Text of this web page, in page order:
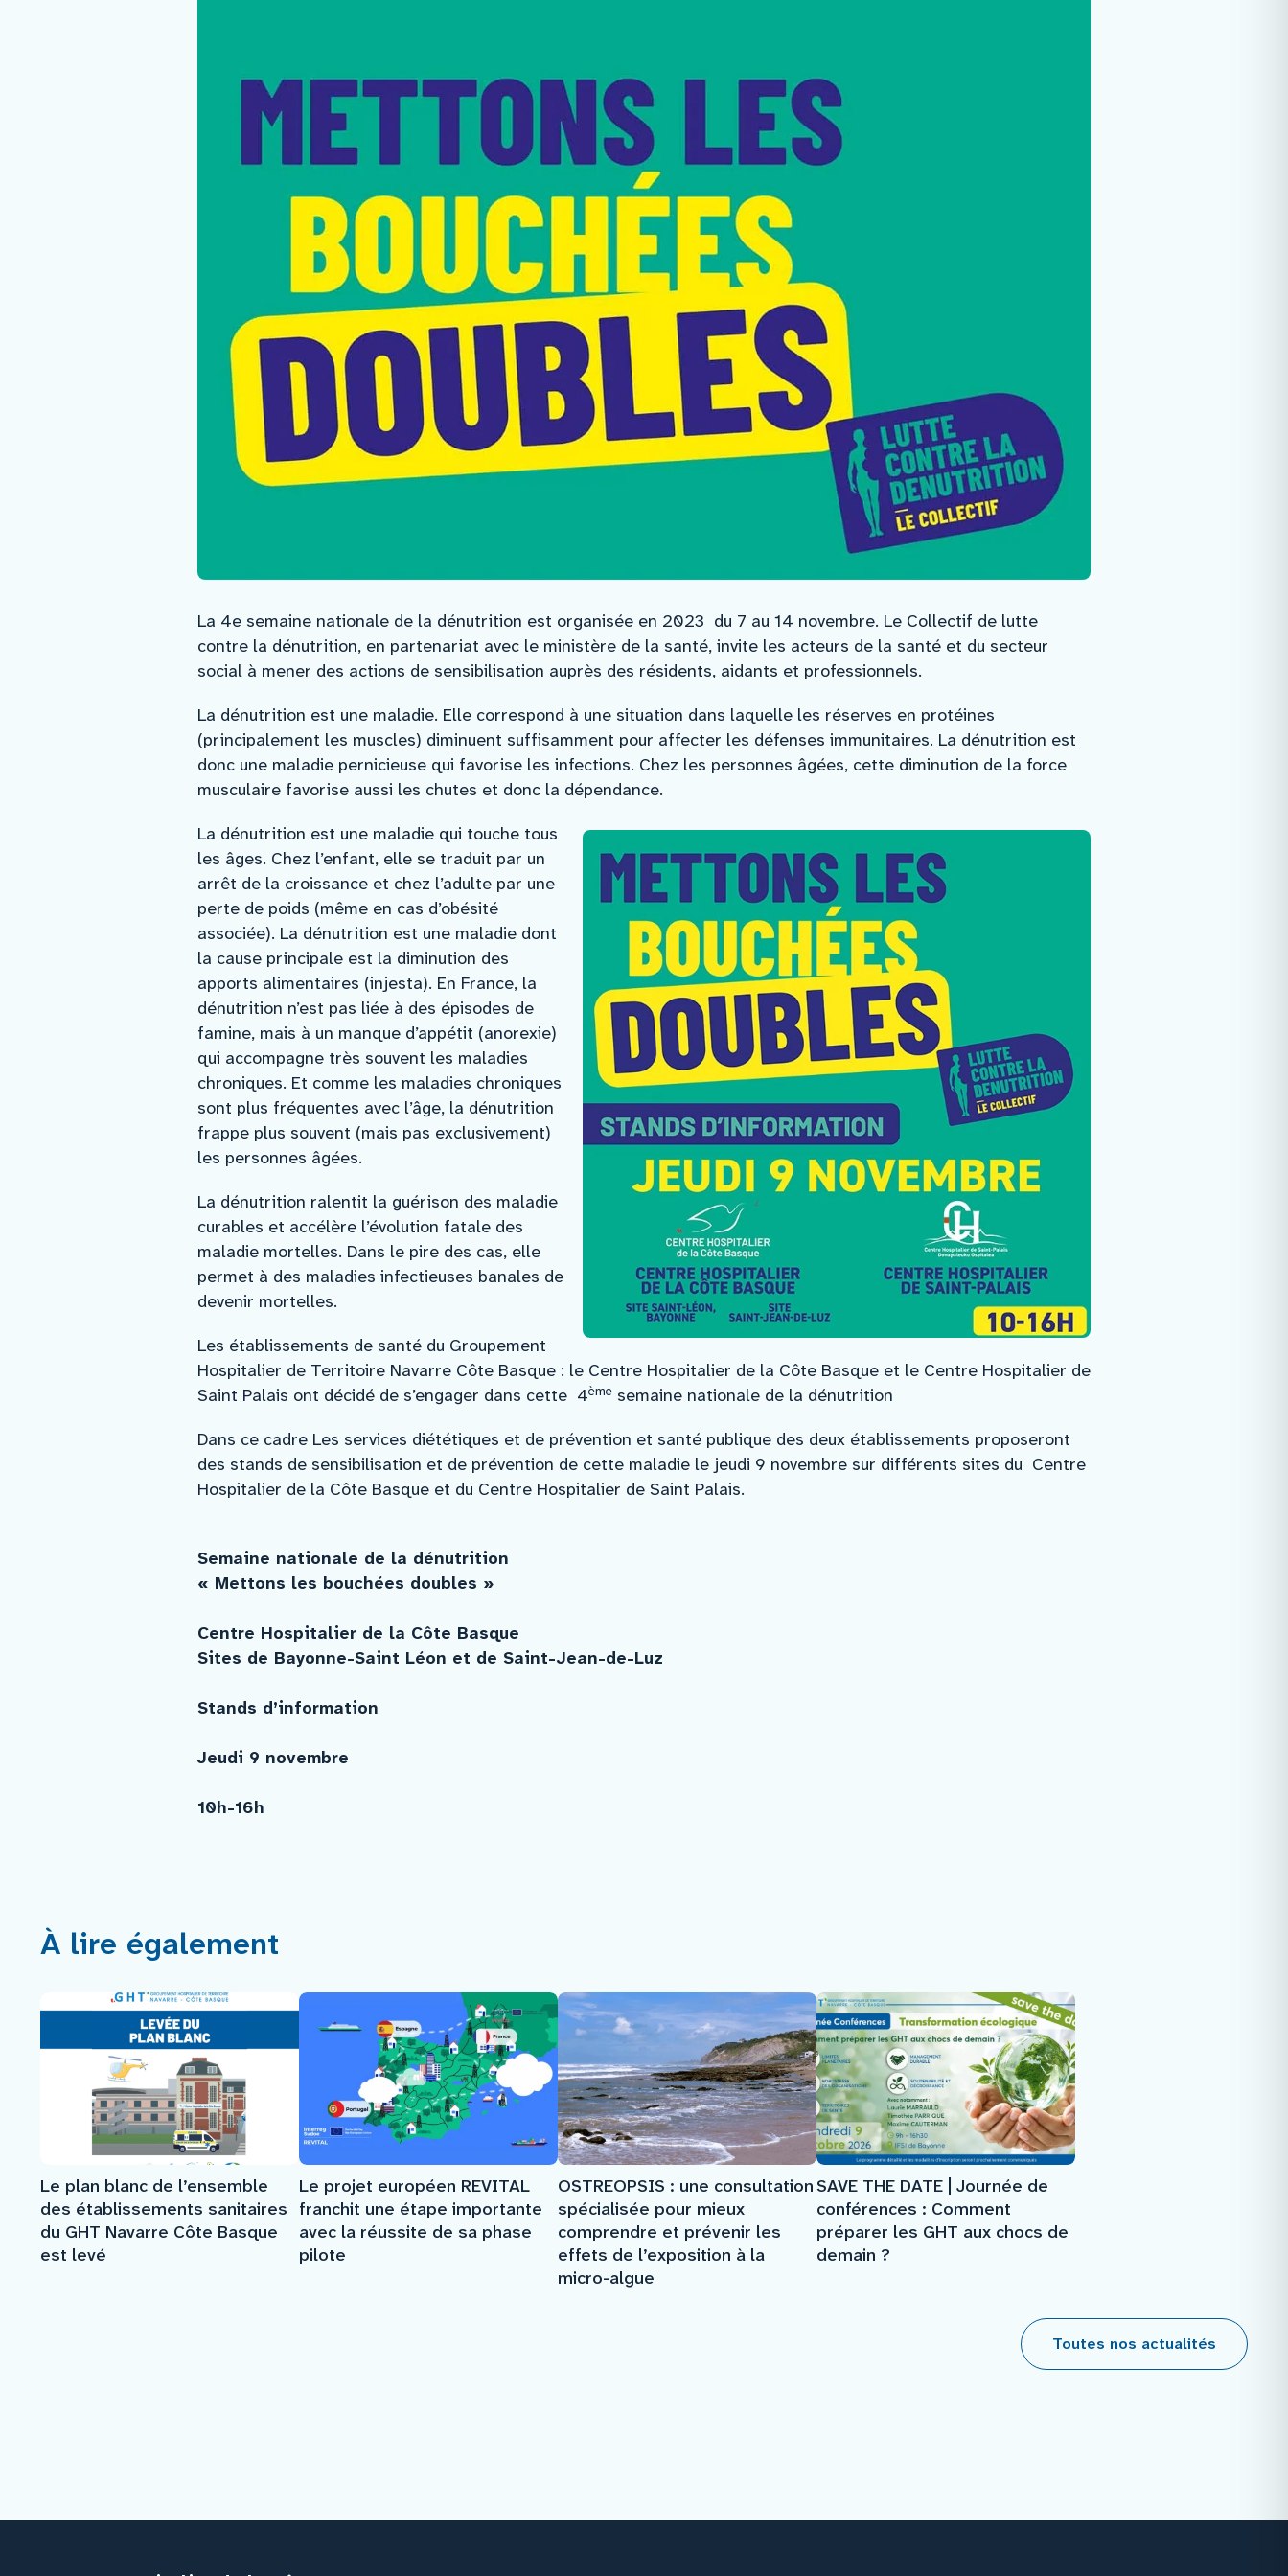
La 4e semaine nationale de la dénutrition est organisée en 2023 du 7 au 14 novembre. Le Collectif de lutte
contre la dénutrition, en partenariat avec le ministère de la santé, invite les acteurs de la santé et du secteur
social à mener des actions de sensibilisation auprès des résidents, aidants et professionnels.
La dénutrition est une maladie. Elle correspond à une situation dans laquelle les réserves en protéines
(principalement les muscles) diminuent suffisamment pour affecter les défenses immunitaires. La dénutrition est
donc une maladie pernicieuse qui favorise les infections. Chez les personnes âgées, cette diminution de la force
musculaire favorise aussi les chutes et donc la dépendance.
La dénutrition est une maladie qui touche tous
les âges. Chez l’enfant, elle se traduit par un
arrêt de la croissance et chez l’adulte par une
perte de poids (même en cas d’obésité
associée). La dénutrition est une maladie dont
la cause principale est la diminution des
apports alimentaires (injesta). En France, la
dénutrition n’est pas liée à des épisodes de
famine, mais à un manque d’appétit (anorexie)
qui accompagne très souvent les maladies
chroniques. Et comme les maladies chroniques
sont plus fréquentes avec l’âge, la dénutrition
frappe plus souvent (mais pas exclusivement)
les personnes âgées.
La dénutrition ralentit la guérison des maladie
curables et accélère l’évolution fatale des
maladie mortelles. Dans le pire des cas, elle
permet à des maladies infectieuses banales de
devenir mortelles.
Les établissements de santé du Groupement
Hospitalier de Territoire Navarre Côte Basque : le Centre Hospitalier de la Côte Basque et le Centre Hospitalier de
Saint Palais ont décidé de s’engager dans cette 4ème semaine nationale de la dénutrition
Dans ce cadre Les services diététiques et de prévention et santé publique des deux établissements proposeront
des stands de sensibilisation et de prévention de cette maladie le jeudi 9 novembre sur différents sites du Centre
Hospitalier de la Côte Basque et du Centre Hospitalier de Saint Palais.
Semaine nationale de la dénutrition
« Mettons les bouchées doubles »
Centre Hospitalier de la Côte Basque
Sites de Bayonne-Saint Léon et de Saint-Jean-de-Luz
Stands d’information
Jeudi 9 novembre
10h-16h
À lire également
Le plan blanc de l’ensemble
des établissements sanitaires
du GHT Navarre Côte Basque
est levé
Le projet européen REVITAL
franchit une étape importante
avec la réussite de sa phase
pilote
OSTREOPSIS : une consultation
spécialisée pour mieux
comprendre et prévenir les
effets de l’exposition à la
micro-algue
SAVE THE DATE | Journée de
conférences : Comment
préparer les GHT aux chocs de
demain ?
Toutes nos actualités